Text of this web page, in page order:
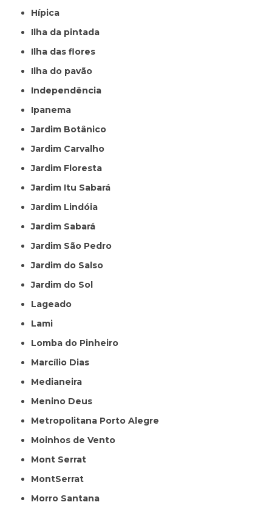
Hípica
Ilha da pintada
Ilha das flores
Ilha do pavão
Independência
Ipanema
Jardim Botânico
Jardim Carvalho
Jardim Floresta
Jardim Itu Sabará
Jardim Lindóia
Jardim Sabará
Jardim São Pedro
Jardim do Salso
Jardim do Sol
Lageado
Lami
Lomba do Pinheiro
Marcílio Dias
Medianeira
Menino Deus
Metropolitana Porto Alegre
Moinhos de Vento
Mont Serrat
MontSerrat
Morro Santana